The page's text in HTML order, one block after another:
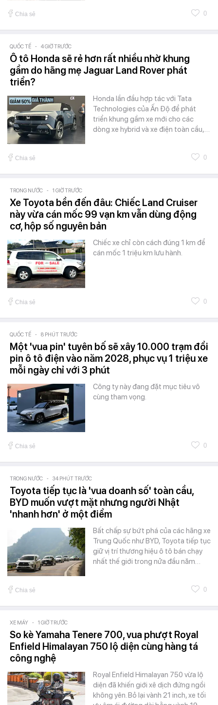
Chia sẻ 0
QUỐC TẾ - 4 GIỜ TRƯỚC
Ô tô Honda sẽ rẻ hơn rất nhiều nhờ khung
gầm do hãng mẹ Jaguar Land Rover phát
triển?
Honda lần đầu hợp tác với Tata
Technologies của Ấn Độ để phát
triển khung gầm xe mới cho các
dòng xe hybrid và xe điện toàn cầu,…
Chia sẻ 0
TRONG NƯỚC - 1 GIỜ TRƯỚC
Xe Toyota bền đến đâu: Chiếc Land Cruiser
này vừa cán mốc 99 vạn km vẫn dùng động
cơ, hộp số nguyên bản
Chiếc xe chỉ còn cách đúng 1 km để
cán mốc 1 triệu km lưu hành.
Chia sẻ 0
QUỐC TẾ - 8 PHÚT TRƯỚC
Một 'vua pin' tuyên bố sẽ xây 10.000 trạm đổi
pin ô tô điện vào năm 2028, phục vụ 1 triệu xe
mỗi ngày chỉ với 3 phút
Công ty này đang đặt mục tiêu vô
cùng tham vọng.
Chia sẻ 0
TRONG NƯỚC - 34 PHÚT TRƯỚC
Toyota tiếp tục là 'vua doanh số' toàn cầu,
BYD muốn vượt mặt nhưng người Nhật
'nhanh hơn' ở một điểm
Bất chấp sự bứt phá của các hãng xe
Trung Quốc như BYD, Toyota tiếp tục
giữ vị trí thương hiệu ô tô bán chạy
nhất thế giới trong nửa đầu năm…
Chia sẻ 0
XE MÁY - 1 GIỜ TRƯỚC
So kè Yamaha Tenere 700, vua phượt Royal
Enfield Himalayan 750 lộ diện cùng hàng tá
công nghệ
Royal Enfield Himalayan 750 vừa lộ
diện đã khiến giới xê dịch đứng ngồi
không yên. Bỏ lại vành 21 inch, xe tối